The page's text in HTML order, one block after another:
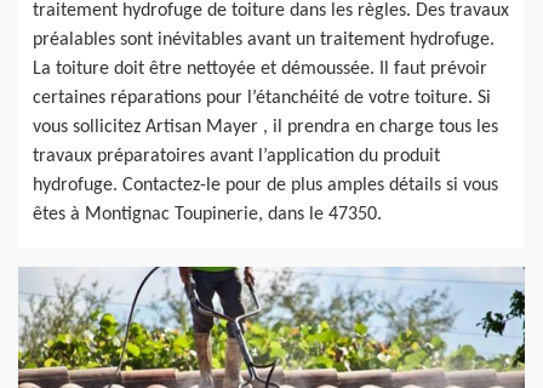
traitement hydrofuge de toiture dans les règles. Des travaux
préalables sont inévitables avant un traitement hydrofuge.
La toiture doit être nettoyée et démoussée. Il faut prévoir
certaines réparations pour l’étanchéité de votre toiture. Si
vous sollicitez Artisan Mayer , il prendra en charge tous les
travaux préparatoires avant l’application du produit
hydrofuge. Contactez-le pour de plus amples détails si vous
êtes à Montignac Toupinerie, dans le 47350.